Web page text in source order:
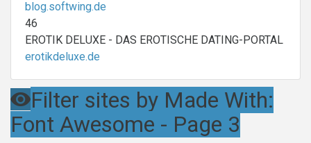
blog.softwing.de
46
EROTIK DELUXE - DAS EROTISCHE DATING-PORTAL
erotikdeluxe.de
Filter sites by Made With:
Font Awesome - Page 3